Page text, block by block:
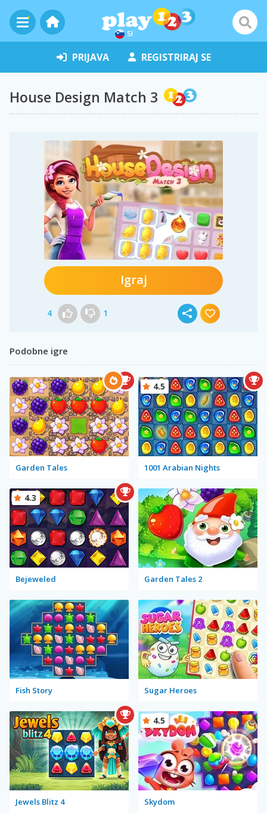
SI
PRIJAVA REGISTRIRAJ SE
House Design Match 3
Igraj
4 1
Podobne igre
Garden Tales 1001 Arabian Nights
4.5
Bejeweled
4.3
Garden Tales 2
Fish Story Sugar Heroes
Jewels Blitz 4 Skydom
4.5